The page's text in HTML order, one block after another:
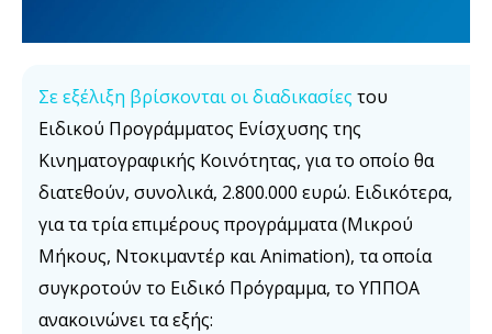
Σε εξέλιξη βρίσκονται οι διαδικασίες του
Ειδικού Προγράμματος Ενίσχυσης της
Κινηματογραφικής Κοινότητας, για το οποίο θα
διατεθούν, συνολικά, 2.800.000 ευρώ. ​Ειδικότερα,
για τα τρία επιμέρους προγράμματα (Μικρού
Μήκους, Ντοκιμαντέρ και Animation), τα οποία
συγκροτούν το Ειδικό Πρόγραμμα, το ΥΠΠΟΑ
ανακοινώνει τα εξής: